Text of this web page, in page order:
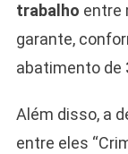
trabalho entre
garante,
abatimento de
Além disso, a
entre eles